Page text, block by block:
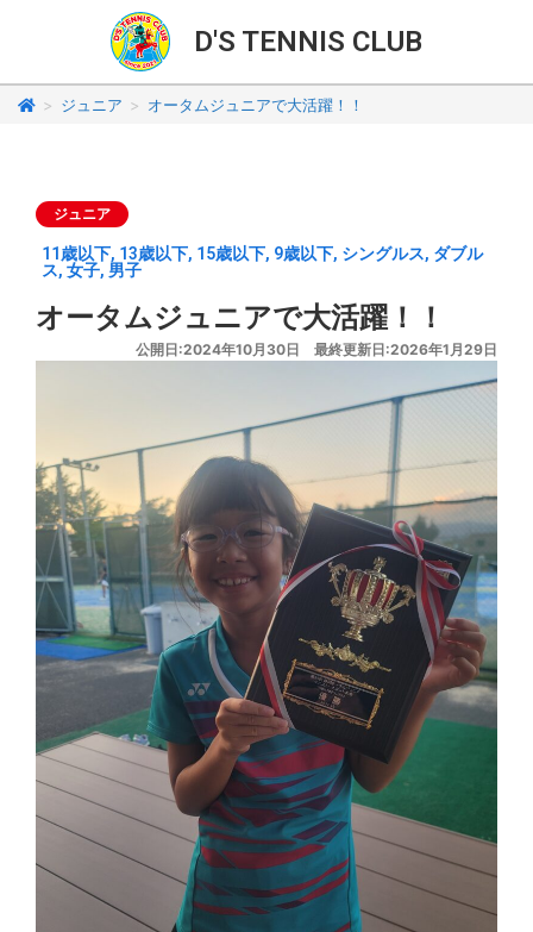
D'S TENNIS CLUB
> ジュニア > オータムジュニアで大活躍！！
ジュニア
11歳以下, 13歳以下, 15歳以下, 9歳以下, シングルス, ダブル
ス, 女子, 男子
オータムジュニアで大活躍！！
公開日:2024年10月30日 最終更新日:2026年1月29日